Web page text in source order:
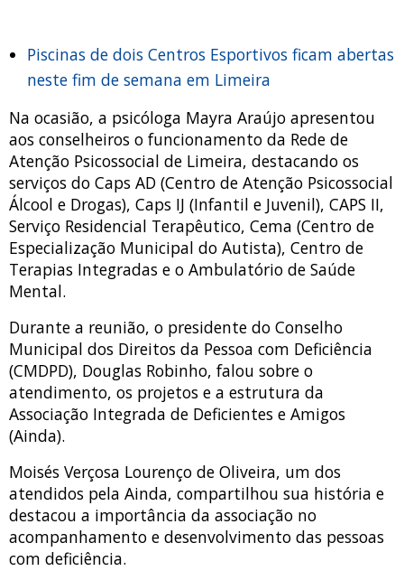
Piscinas de dois Centros Esportivos ficam abertas
neste fim de semana em Limeira
Na ocasião, a psicóloga Mayra Araújo apresentou
aos conselheiros o funcionamento da Rede de
Atenção Psicossocial de Limeira, destacando os
serviços do Caps AD (Centro de Atenção Psicossocial
Álcool e Drogas), Caps IJ (Infantil e Juvenil), CAPS II,
Serviço Residencial Terapêutico, Cema (Centro de
Especialização Municipal do Autista), Centro de
Terapias Integradas e o Ambulatório de Saúde
Mental.
Durante a reunião, o presidente do Conselho
Municipal dos Direitos da Pessoa com Deficiência
(CMDPD), Douglas Robinho, falou sobre o
atendimento, os projetos e a estrutura da
Associação Integrada de Deficientes e Amigos
(Ainda).
Moisés Verçosa Lourenço de Oliveira, um dos
atendidos pela Ainda, compartilhou sua história e
destacou a importância da associação no
acompanhamento e desenvolvimento das pessoas
com deficiência.